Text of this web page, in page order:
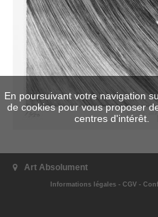
Art Absolument
Informations légales - CGV -
En poursuivant votre navigation
de cookies pour vous proposer
centres d'intérêt.